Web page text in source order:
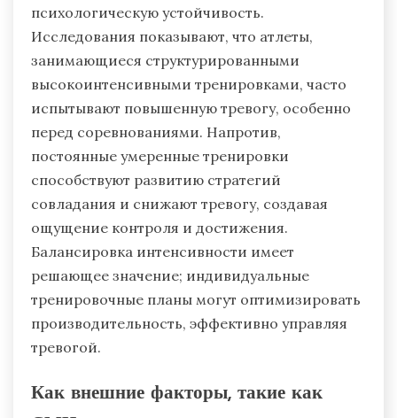
психологическую устойчивость.
Исследования показывают, что атлеты,
занимающиеся структурированными
высокоинтенсивными тренировками, часто
испытывают повышенную тревогу, особенно
перед соревнованиями. Напротив,
постоянные умеренные тренировки
способствуют развитию стратегий
совладания и снижают тревогу, создавая
ощущение контроля и достижения.
Балансировка интенсивности имеет
решающее значение; индивидуальные
тренировочные планы могут оптимизировать
производительность, эффективно управляя
тревогой.
Как внешние факторы, такие как